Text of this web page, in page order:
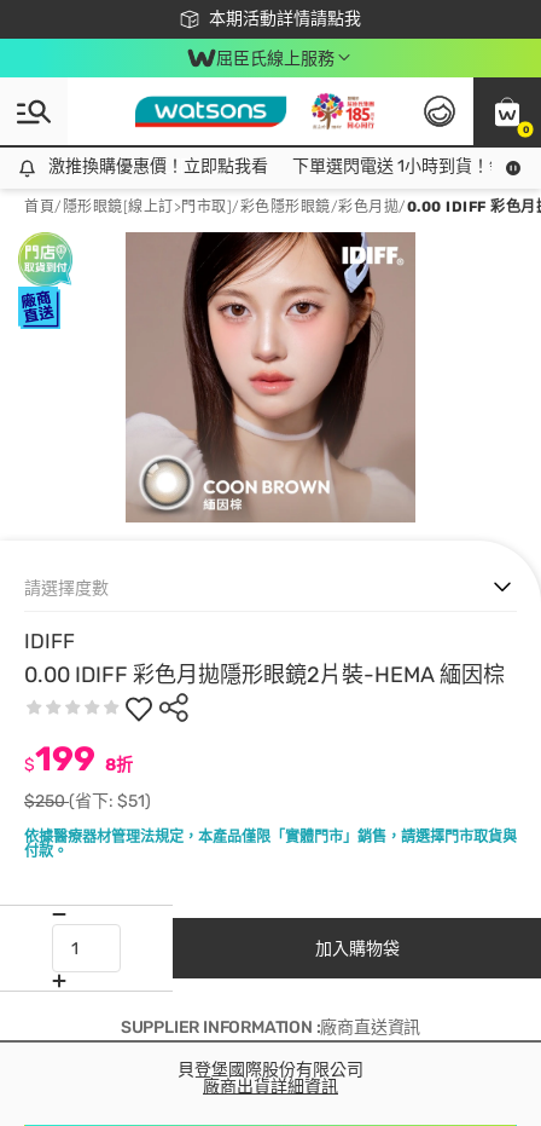
本期活動詳情請點我
下載app最高回饋$350
屈臣氏線上服務
0
激推換購優惠價！立即點我看
激推換購優惠價！立即點我看 下單選閃電送 1小時到貨！領神
首頁/ 隱形眼鏡[線上訂>門市取]/彩色隱形眼鏡/彩色月拋/0.00 IDIFF 彩色月
IDIFF
0.00 IDIFF 彩色月拋隱形眼鏡2片裝-HEMA 緬因棕
依據醫療器材管理法規定，本產品僅限「實體門市」銷售，請選擇門市取貨與
付款。
$199 8折
$250(省下: $51)
請選擇度數
加入購物袋
SUPPLIER INFORMATION :廠商直送資訊
貝登堡國際股份有限公司
廠商出貨詳細資訊